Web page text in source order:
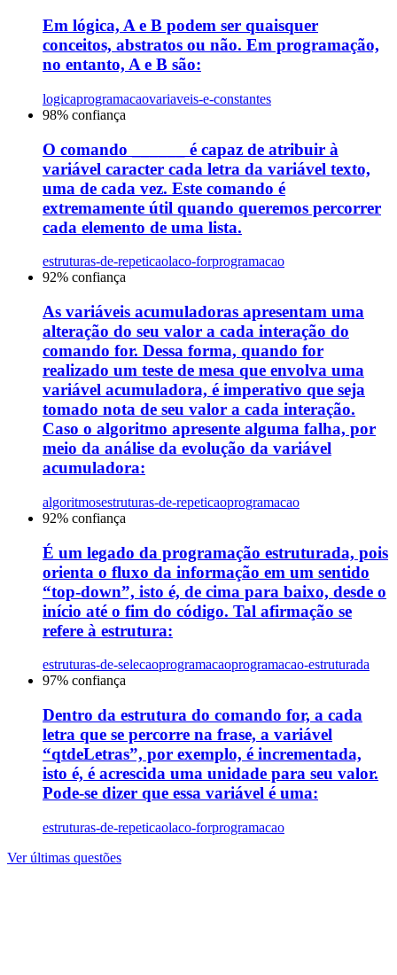
Em lógica, A e B podem ser quaisquer
conceitos, abstratos ou não. Em programação,
no entanto, A e B são:
logicaprogramacaovariaveis-e-constantes
98% confiança
O comando ______ é capaz de atribuir à
variável caracter cada letra da variável texto,
uma de cada vez. Este comando é
extremamente útil quando queremos percorrer
cada elemento de uma lista.
estruturas-de-repeticaolaco-forprogramacao
92% confiança
As variáveis acumuladoras apresentam uma
alteração do seu valor a cada interação do
comando for. Dessa forma, quando for
realizado um teste de mesa que envolva uma
variável acumuladora, é imperativo que seja
tomado nota de seu valor a cada interação.
Caso o algoritmo apresente alguma falha, por
meio da análise da evolução da variável
acumuladora:
algoritmosestruturas-de-repeticaoprogramacao
92% confiança
É um legado da programação estruturada, pois
orienta o fluxo da informação em um sentido
“top-down”, isto é, de cima para baixo, desde o
início até o fim do código. Tal afirmação se
refere à estrutura:
estruturas-de-selecaoprogramacaoprogramacao-estruturada
97% confiança
Dentro da estrutura do comando for, a cada
letra que se percorre na frase, a variável
“qtdeLetras”, por exemplo, é incrementada,
isto é, é acrescida uma unidade para seu valor.
Pode-se dizer que essa variável é uma:
estruturas-de-repeticaolaco-forprogramacao
Ver últimas questões